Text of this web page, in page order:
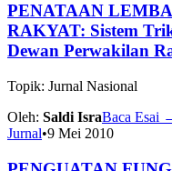
PENATAAN
RAKYAT: Sistem
Dewan Perwakilan
Topik: Jurnal Nasional
Oleh: Saldi IsraBaca Esai
Jurnal•9 Mei 2010